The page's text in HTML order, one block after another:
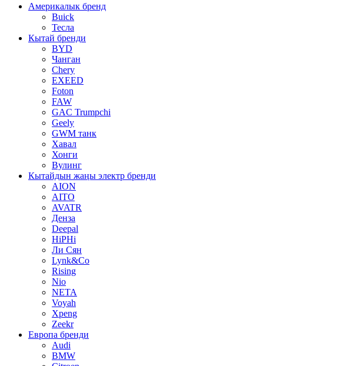
Америкалык бренд
Buick
Тесла
Кытай бренди
BYD
Чанган
Chery
EXEED
Foton
FAW
GAC Trumpchi
Geely
GWM танк
Хавал
Хонги
Вулинг
Кытайдын жаңы электр бренди
AION
AITO
AVATR
Денза
Deepal
HiPHi
Ли Сян
Lynk&Co
Rising
Nio
NETA
Voyah
Xpeng
Zeekr
Европа бренди
Audi
BMW